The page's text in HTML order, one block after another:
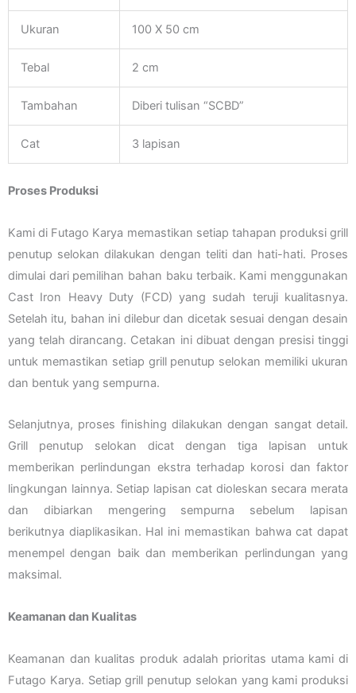
Ukuran 100 X 50 cm
Tebal 2 cm
Tambahan Diberi tulisan “SCBD”
Cat 3 lapisan
Proses Produksi
Kami di Futago Karya memastikan setiap tahapan produksi grill
penutup selokan dilakukan dengan teliti dan hati-hati. Proses
dimulai dari pemilihan bahan baku terbaik. Kami menggunakan
Cast Iron Heavy Duty (FCD) yang sudah teruji kualitasnya.
Setelah itu, bahan ini dilebur dan dicetak sesuai dengan desain
yang telah dirancang. Cetakan ini dibuat dengan presisi tinggi
untuk memastikan setiap grill penutup selokan memiliki ukuran
dan bentuk yang sempurna.
Selanjutnya, proses finishing dilakukan dengan sangat detail.
Grill penutup selokan dicat dengan tiga lapisan untuk
memberikan perlindungan ekstra terhadap korosi dan faktor
lingkungan lainnya. Setiap lapisan cat dioleskan secara merata
dan dibiarkan mengering sempurna sebelum lapisan
berikutnya diaplikasikan. Hal ini memastikan bahwa cat dapat
menempel dengan baik dan memberikan perlindungan yang
maksimal.
Keamanan dan Kualitas
Keamanan dan kualitas produk adalah prioritas utama kami di
Futago Karya. Setiap grill penutup selokan yang kami produksi